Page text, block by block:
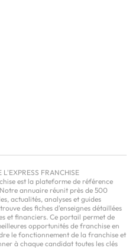
L'EXPRESS FRANCHISE
est la plateforme de référence
annuaire réunit près de 500
actualités, analyses et guides
des fiches d'enseignes détaillées
et financiers. Ce portail permet de
opportunités de franchise en
le fonctionnement de la franchise et
à chaque candidat toutes les clés